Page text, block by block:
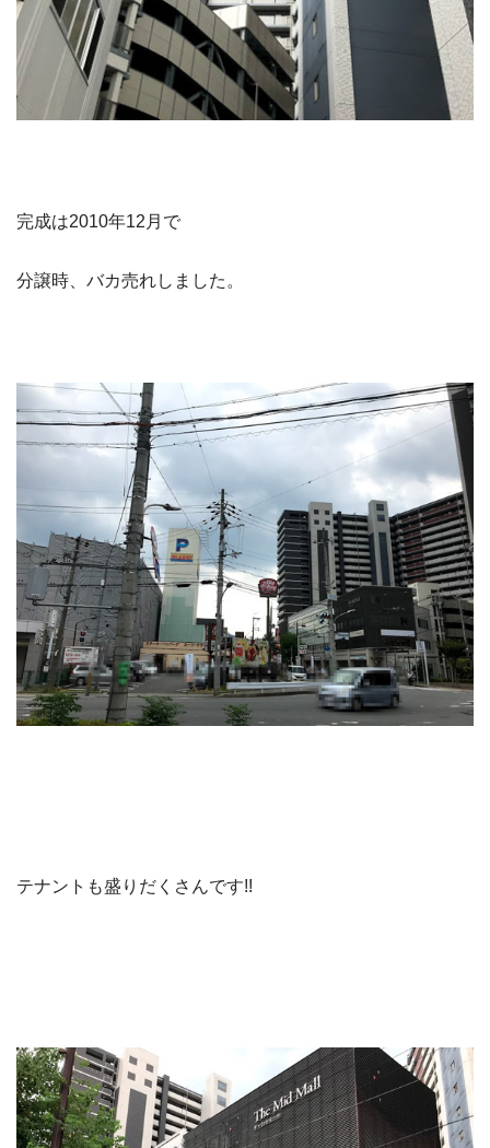
完成は2010年12月で
分譲時、バカ売れしました。
テナントも盛りだくさんです!!